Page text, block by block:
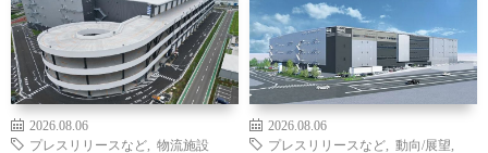
2026.08.06
プレスリリースなど
物流施設
2026.08.06
プレスリリースなど
動向/展望